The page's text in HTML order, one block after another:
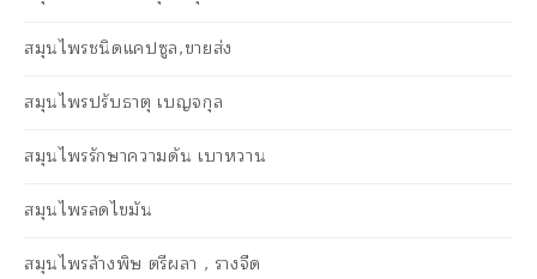
สมุนไพรชนิดแคปซูล,ขายส่ง
สมุนไพรปรับธาตุ เบญจกุล
สมุนไพรรักษาความดัน เบาหวาน
สมุนไพรลดไขมัน
สมุนไพรล้างพิษ ตรีผลา , รางจืด